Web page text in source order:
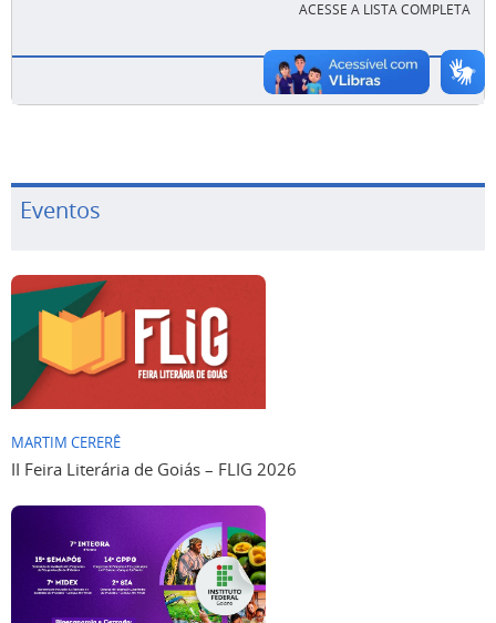
ACESSE A LISTA COMPLETA
Eventos
MARTIM CERERÊ
II Feira Literária de Goiás – FLIG 2026